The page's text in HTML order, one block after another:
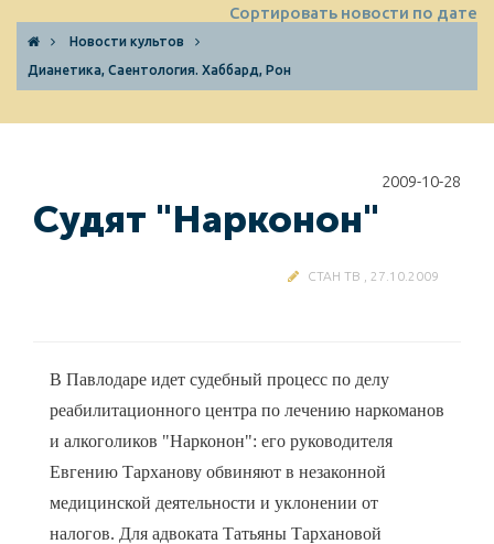
Сортировать новости по дате
Новости культов
Дианетика, Саентология. Хаббард, Рон
2009-10-28
Судят "Нарконон"
СТАН ТВ , 27.10.2009
В Павлодаре идет судебный процесс по делу
реабилитационного центра по лечению наркоманов
и алкоголиков "Нарконон": его руководителя
Евгению Тарханову обвиняют в незаконной
медицинской деятельности и уклонении от
налогов. Для адвоката Татьяны Тархановой